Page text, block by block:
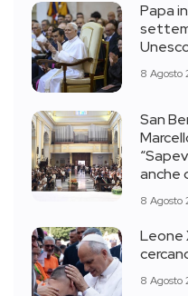
Papa
8 Agosto
San
anche
8 Agosto
Leone
8 Agosto